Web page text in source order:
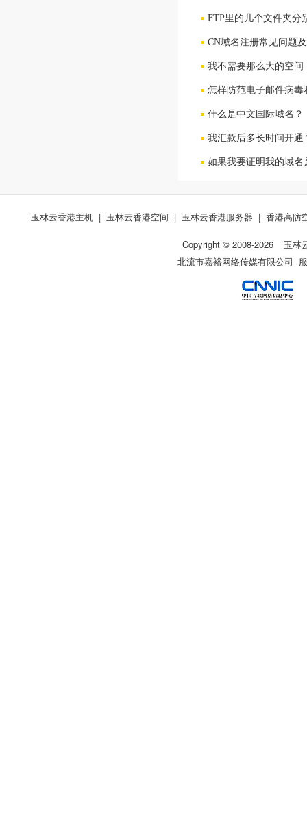
FTP里的几个文件夹分
CN域名注册常见问题
我不需要那么大的空间
怎样防范电子邮件病毒
什么是中文国际域名？
我汇款后多长时间开通
如果我要证明我的域
玉林云香港主机 | 玉林云香港空间 | 玉林云香港服务器 | 香港高防
Copyright © 2008-2026
玉林
北流市嘉裕网络传媒有限公司